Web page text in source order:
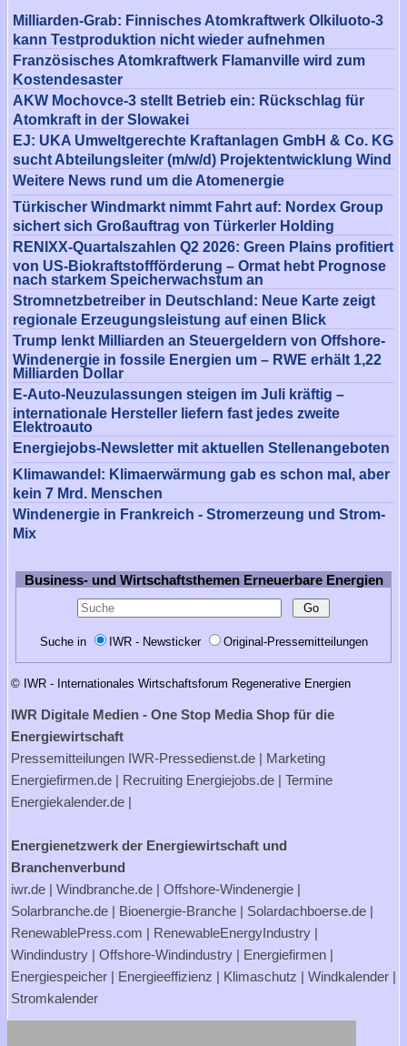
Milliarden-Grab: Finnisches Atomkraftwerk Olkiluoto-3
kann Testproduktion nicht wieder aufnehmen
Französisches Atomkraftwerk Flamanville wird zum
Kostendesaster
AKW Mochovce-3 stellt Betrieb ein: Rückschlag für
Atomkraft in der Slowakei
EJ: UKA Umweltgerechte Kraftanlagen GmbH & Co. KG
sucht Abteilungsleiter (m/w/d) Projektentwicklung Wind
Weitere News rund um die Atomenergie
Türkischer Windmarkt nimmt Fahrt auf: Nordex Group
sichert sich Großauftrag von Türkerler Holding
RENIXX-Quartalszahlen Q2 2026: Green Plains profitiert
von US-Biokraftstoffförderung – Ormat hebt Prognose
nach starkem Speicherwachstum an
Stromnetzbetreiber in Deutschland: Neue Karte zeigt
regionale Erzeugungsleistung auf einen Blick
Trump lenkt Milliarden an Steuergeldern von Offshore-
Windenergie in fossile Energien um – RWE erhält 1,22
Milliarden Dollar
E-Auto-Neuzulassungen steigen im Juli kräftig –
internationale Hersteller liefern fast jedes zweite
Elektroauto
Energiejobs-Newsletter mit aktuellen Stellenangeboten
Klimawandel: Klimaerwärmung gab es schon mal, aber
kein 7 Mrd. Menschen
Windenergie in Frankreich - Stromerzeung und Strom-
Mix
Business- und Wirtschaftsthemen Erneuerbare Energien
Suche in IWR - Newsticker Original-Pressemitteilungen
© IWR - Internationales Wirtschaftsforum Regenerative Energien
IWR Digitale Medien - One Stop Media Shop für die
Energiewirtschaft
Pressemitteilungen IWR-Pressedienst.de | Marketing
Energiefirmen.de | Recruiting Energiejobs.de | Termine
Energiekalender.de |
Energienetzwerk der Energiewirtschaft und
Branchenverbund
iwr.de | Windbranche.de | Offshore-Windenergie |
Solarbranche.de | Bioenergie-Branche | Solardachboerse.de |
RenewablePress.com | RenewableEnergyIndustry |
Windindustry | Offshore-Windindustry | Energiefirmen |
Energiespeicher | Energieeffizienz | Klimaschutz | Windkalender |
Stromkalender